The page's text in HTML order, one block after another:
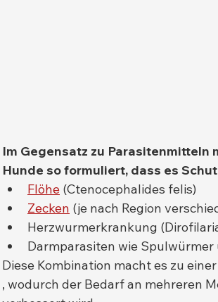
Im Gegensatz zu Parasitenmitteln
Hunde so formuliert, dass es
Flöhe (Ctenocephalides felis)
Zecken (je nach Region
Herzwurmerkrankung
Darmparasiten wie
Diese Kombination macht es zu einer
, wodurch der Bedarf an mehreren